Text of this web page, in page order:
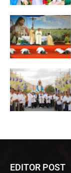
EDITOR POST